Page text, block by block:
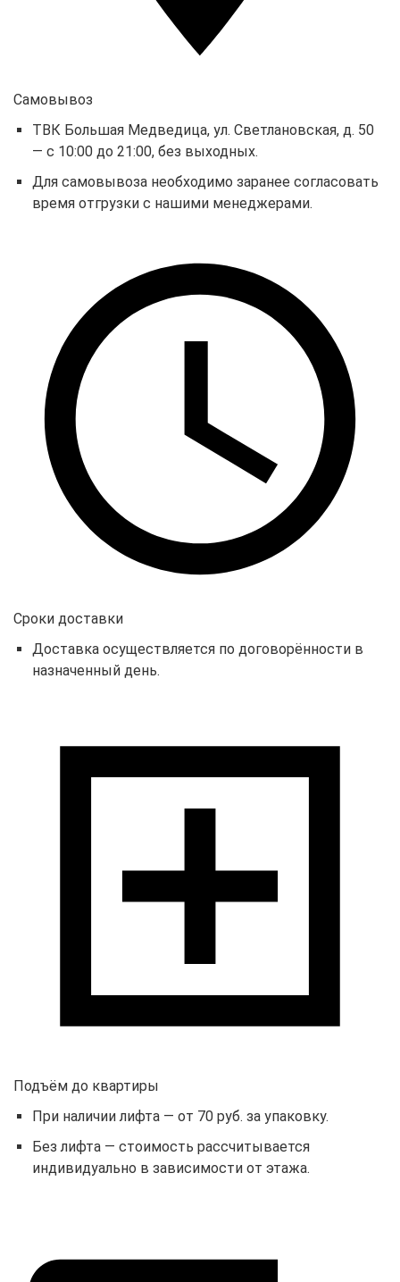
Самовывоз
ТВК Большая Медведица, ул. Светлановская, д. 50
— с 10:00 до 21:00, без выходных.
Для самовывоза необходимо заранее согласовать
время отгрузки с нашими менеджерами.
Сроки доставки
Доставка осуществляется по договорённости в
назначенный день.
Подъём до квартиры
При наличии лифта — от 70 руб. за упаковку.
Без лифта — стоимость рассчитывается
индивидуально в зависимости от этажа.